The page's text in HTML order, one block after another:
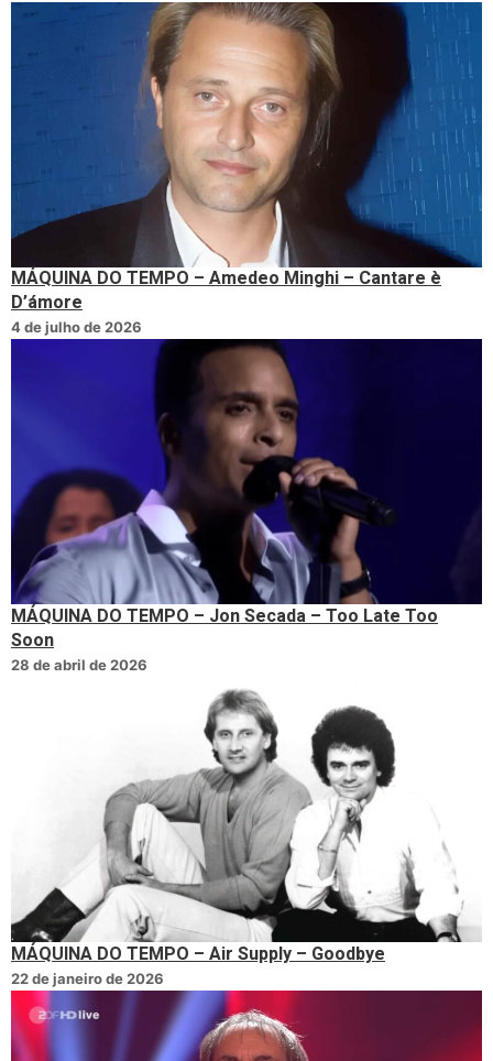
MÁQUINA DO TEMPO – Amedeo Minghi – Cantare è
D’ámore
4 de julho de 2026
MÁQUINA DO TEMPO – Jon Secada – Too Late Too
Soon
28 de abril de 2026
MÁQUINA DO TEMPO – Air Supply – Goodbye
22 de janeiro de 2026